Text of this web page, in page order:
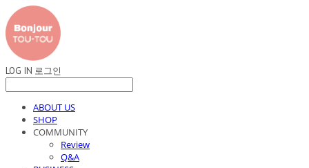
LOG IN 로그인
ABOUT US
SHOP
COMMUNITY
Review
Q&A